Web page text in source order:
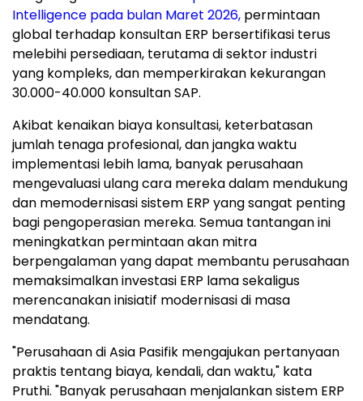
Intelligence pada bulan Maret 2026, permintaan
global terhadap konsultan ERP bersertifikasi terus
melebihi persediaan, terutama di sektor industri
yang kompleks, dan memperkirakan kekurangan
30.000-40.000 konsultan SAP.
Akibat kenaikan biaya konsultasi, keterbatasan
jumlah tenaga profesional, dan jangka waktu
implementasi lebih lama, banyak perusahaan
mengevaluasi ulang cara mereka dalam mendukung
dan memodernisasi sistem ERP yang sangat penting
bagi pengoperasian mereka. Semua tantangan ini
meningkatkan permintaan akan mitra
berpengalaman yang dapat membantu perusahaan
memaksimalkan investasi ERP lama sekaligus
merencanakan inisiatif modernisasi di masa
mendatang.
"Perusahaan di Asia Pasifik mengajukan pertanyaan
praktis tentang biaya, kendali, dan waktu," kata
Pruthi. "Banyak perusahaan menjalankan sistem ERP